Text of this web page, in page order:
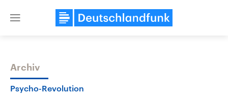
Close
Themen
Archiv
Psycho-Revolution